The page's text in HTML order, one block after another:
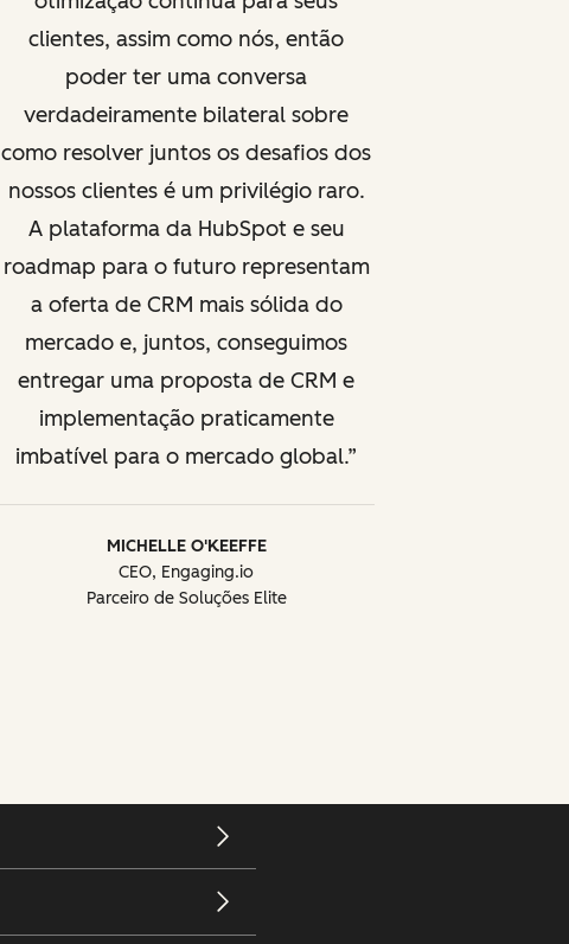
clientes, assim como nós, então
poder ter uma conversa
verdadeiramente bilateral sobre
como resolver juntos os desafios dos
nossos clientes é um privilégio raro.
A plataforma da HubSpot e seu
roadmap para o futuro representam
a oferta de CRM mais sólida do
mercado e, juntos, conseguimos
entregar uma proposta de CRM e
implementação praticamente
imbatível para o mercado global.
MICHELLE O'KEEFFE
CEO, Engaging.io
Parceiro de Soluções Elite